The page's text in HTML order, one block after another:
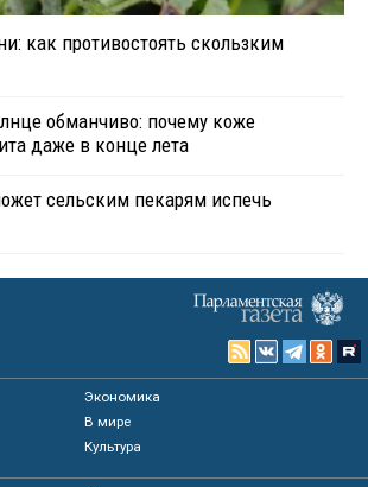
как противостоять скользким
обманчиво: почему коже
даже в конце лета
сельским пекарям испечь
Экономика
В мире
Культура